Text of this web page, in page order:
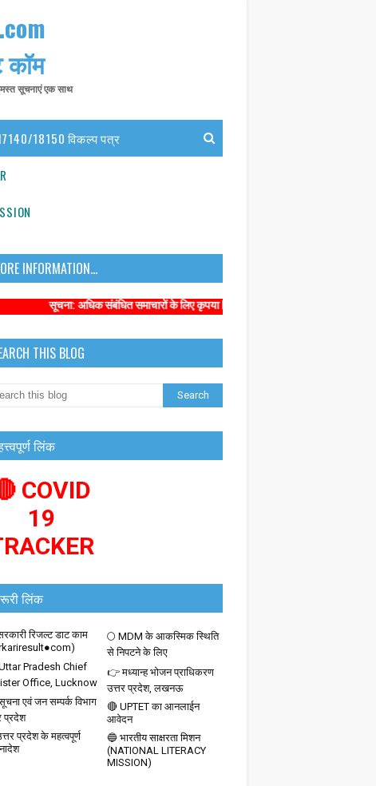
कॉम
सूचनाएं एक साथ
18150 विकल्प पत्र
INFORMATION...
अधिक संबंधित समाचारों के लिए कृपया https://www.primarykamaster.net पर
THIS BLOG
लिंक
COVID
19
लिंक
रिजल्ट डाट काम
🌕 MDM के आकस्मिक स्थिति
से निपटने के लिए
Pradesh Chief
Office, Lucknow
👉 मध्यान्ह भोजन प्राधिकरण
उत्तर प्रदेश, लखनऊ
एवं जन सम्पर्क विभाग
प्रदेश
🔴 UPTET का आनलाईन
आवेदन
प्रदेश के महत्वपूर्ण
🔵 भारतीय साक्षरता मिशन
(NATIONAL LITERACY
MISSION)